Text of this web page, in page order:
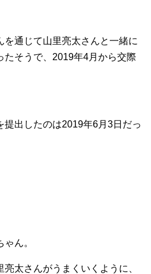
通じて山里亮太さんと一緒に
たそうで、2019年4月から交際
提出したのは2019年6月3日だっ
ん。
太さんがうまくいくように、